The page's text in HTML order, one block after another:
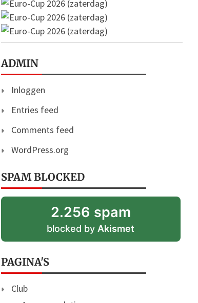
ADMIN
Inloggen
Entries feed
Comments feed
WordPress.org
SPAM BLOCKED
2.256 spam
blocked byAkismet
PAGINA'S
Club